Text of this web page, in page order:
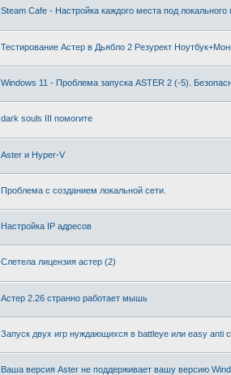
Steam Cafe - Настройка каждого места под локального
Тестирование Астер в Дьябло 2 Резурект
Windows 11 - Проблема запуска ASTER 2 (-5).
dark souls III помогите
Aster и Hyper-V
Проблема с созданием локальной сети.
Настройка IP адресов
Слетела лицензия астер (2)
Астер 2.26 странно работает мышь
Запуск двух игр нуждающихся в battleye или easy anti
Ваша версия Aster не поддерживает вашу версию